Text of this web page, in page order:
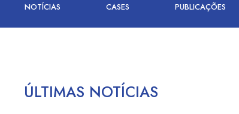
NOTÍCIAS CASES PUBLICAÇÕES
ÚLTIMAS NOTÍCIAS